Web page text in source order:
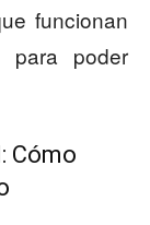
funcionan
para poder
Cómo